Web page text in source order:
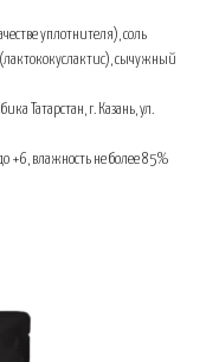
уплотнителя), соль
сычужный
Татарстан, г. Казань, ул.
+6, влажность не более 85%